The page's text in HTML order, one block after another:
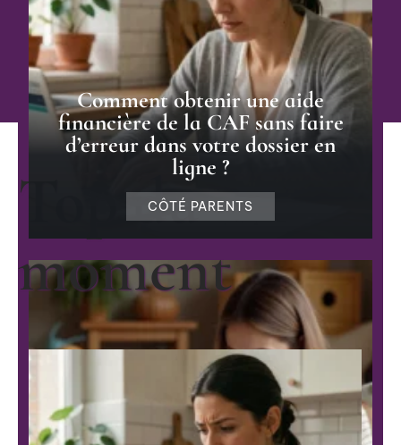
Comment obtenir une aide
financière de la CAF sans faire
d’erreur dans votre dossier en
ligne ?
CÔTÉ PARENTS
Top du
moment